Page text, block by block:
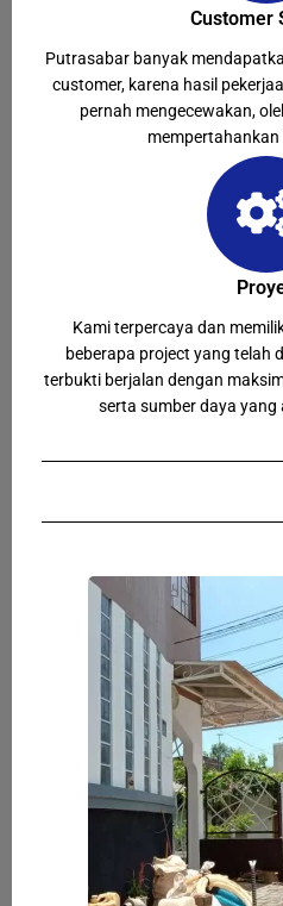
Customer
Putrasabar banyak
customer, karena hasil
pernah mengecewakan,
Kami terpercaya dan
beberapa project yang telah
terbukti berjalan dengan
serta sumber daya